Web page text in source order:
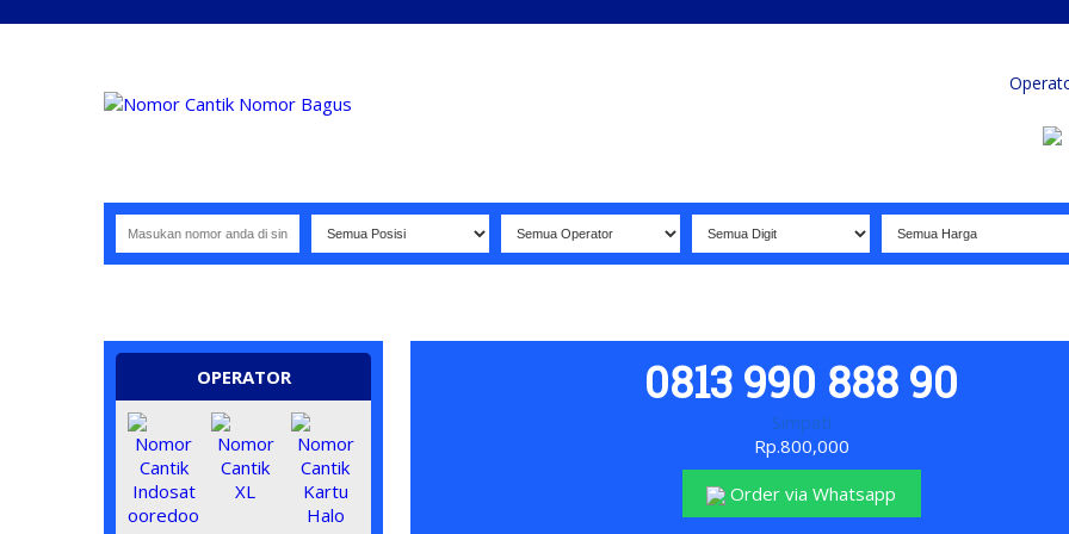
OPERATOR 0813 990 888 90
Simpati
Rp.800,000
Order via Whatsapp